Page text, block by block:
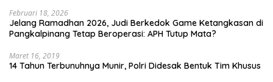
Februari 18, 2026
Jelang Ramadhan 2026, Judi Berkedok Game Ketangkasan di
Pangkalpinang Tetap Beroperasi: APH Tutup Mata?
Maret 16, 2019
14 Tahun Terbunuhnya Munir, Polri Didesak Bentuk Tim Khusus